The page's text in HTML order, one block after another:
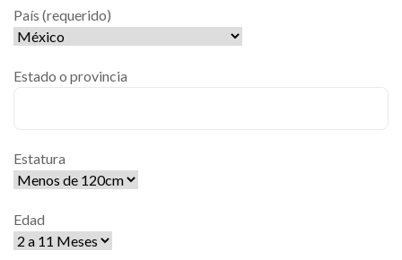
País (requerido)
Estado o provincia
Estatura
Edad